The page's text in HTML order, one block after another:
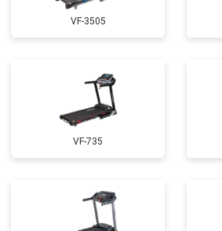
VF-3505
VF-735